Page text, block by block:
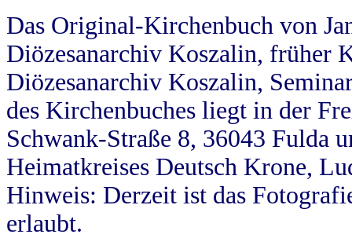
Das Original-Kirchenbuch von
Diözesanarchiv Koszalin, früher
Diözesanarchiv Koszalin,
des Kirchenbuches liegt in der
Schwank-Straße 8, 36043 Fulda
Heimatkreises Deutsch Krone,
Hinweis: Derzeit ist das
erlaubt.